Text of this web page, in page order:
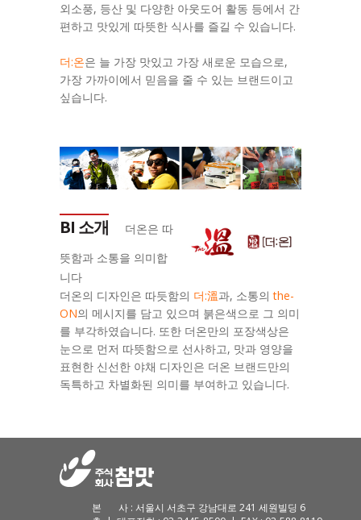
외소풍, 등산 및 다양한 아웃도어 활동 등에서 간
편하고 맛있게 따뜻한 식사를 즐길 수 있습니다.
더:온은 늘 가장 맛있고 가장 새로운 모습으로,
가장 가까이에서 믿음을 줄 수 있는 브랜드이고
싶습니다.
BI 소개 더온은 따
뜻함과 소통을 의미합
니다
더온의 디자인은 따듯함의 더:溫과, 소통의the-
ON의 메시지를 담고 있으며 붉은색으로 그 의미
를 부각하였습니다. 또한 더온만의 포장색상은
눈으로 먼저 따뜻함으로 선사하고, 맛과 영양을
표현한 신선한 야채 디자인은 더온 브랜드만의
독특하고 차별화된 의미를 부여하고 있습니다.
본 사 : 서울시 서초구 강남대로 241 세원빌딩 6